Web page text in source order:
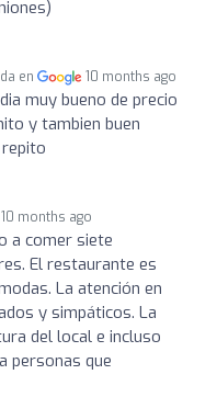
en 10 months ago
muy bueno de precio
y tambien buen
10 months ago
a comer siete
El restaurante es
La atención en
y simpáticos. La
del local e incluso
personas que